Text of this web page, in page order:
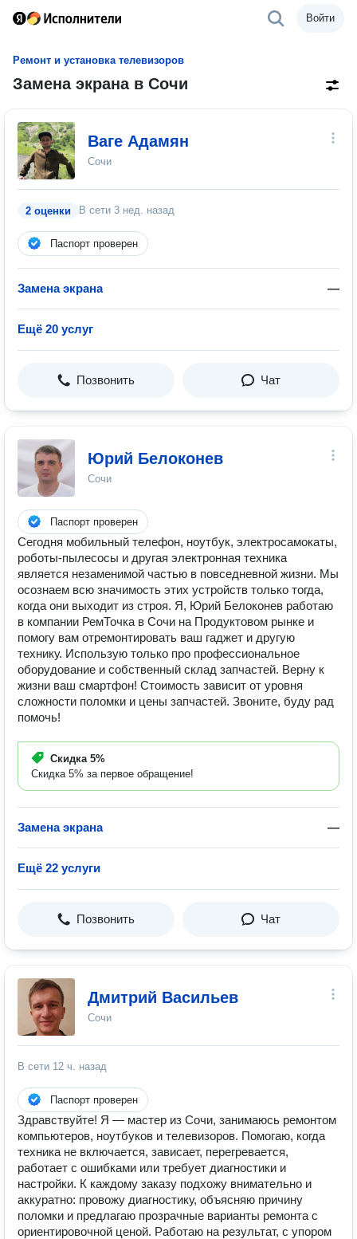
Войти
Ремонт и установка телевизоров
Замена экрана в Сочи
Ваге Адамян
Сочи
2 оценки В сети 3 нед. назад
Паспорт проверен
Замена экрана —
Ещё 20 услуг
Позвонить Чат
Юрий Белоконев
Сочи
Паспорт проверен
Сегодня мобильный телефон, ноутбук, электросамокаты,
роботы-пылесосы и другая электронная техника
является незаменимой частью в повседневной жизни. Мы
осознаем всю значимость этих устройств только тогда,
когда они выходит из строя. Я, Юрий Белоконев работаю
в компании РемТочка в Сочи на Продуктовом рынке и
помогу вам отремонтировать ваш гаджет и другую
технику. Использую только про профессиональное
оборудование и собственный склад запчастей. Верну к
жизни ваш смартфон! Стоимость зависит от уровня
сложности поломки и цены запчастей. Звоните, буду рад
помочь!
Скидка 5%
Скидка 5% за первое обращение!
Замена экрана —
Ещё 22 услуги
Позвонить Чат
Дмитрий Васильев
Сочи
В сети 12 ч. назад
Паспорт проверен
Здравствуйте! Я — мастер из Сочи, занимаюсь ремонтом
компьютеров, ноутбуков и телевизоров. Помогаю, когда
техника не включается, зависает, перегревается,
работает с ошибками или требует диагностики и
настройки. К каждому заказу подхожу внимательно и
аккуратно: провожу диагностику, объясняю причину
поломки и предлагаю прозрачные варианты ремонта с
ориентировочной ценой. Работаю на результат, с упором